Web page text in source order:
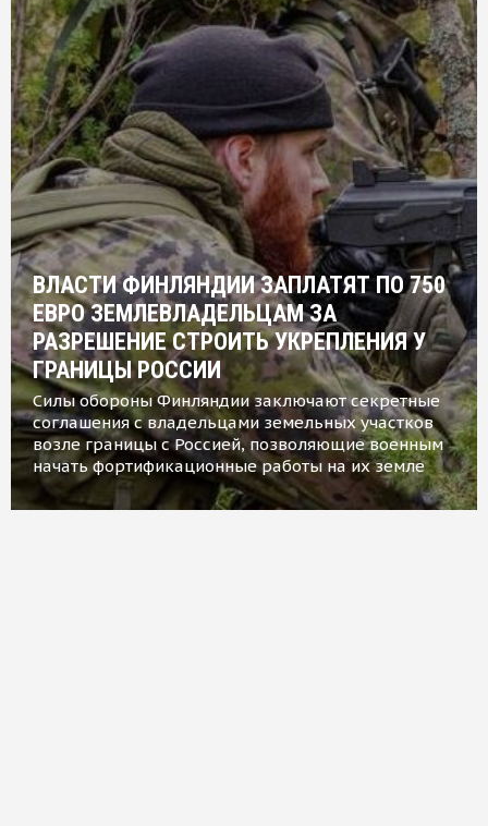
ВЛАСТИ ФИНЛЯНДИИ ЗАПЛАТЯТ ПО 750
ЕВРО ЗЕМЛЕВЛАДЕЛЬЦАМ ЗА
РАЗРЕШЕНИЕ СТРОИТЬ УКРЕПЛЕНИЯ У
ГРАНИЦЫ РОССИИ
Силы обороны Финляндии заключают секретные
соглашения с владельцами земельных участков
возле границы с Россией, позволяющие военным
начать фортификационные работы на их земле